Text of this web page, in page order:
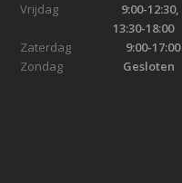
Vrijdag 9:00-12:30,
13:30-18:00
Zaterdag 9:00-17:00
Zondag Gesloten